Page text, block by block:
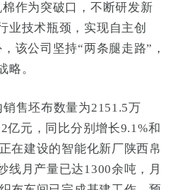
作为突破口，不断研发新
业技术瓶颈，实现自主创
该公司坚持“两条腿走路”，
略。
售坯布数量为2151.5万
亿元，同比分别增长9.1%和
在建设的智能化新厂陕西帛
线月产量已达1300余吨，月